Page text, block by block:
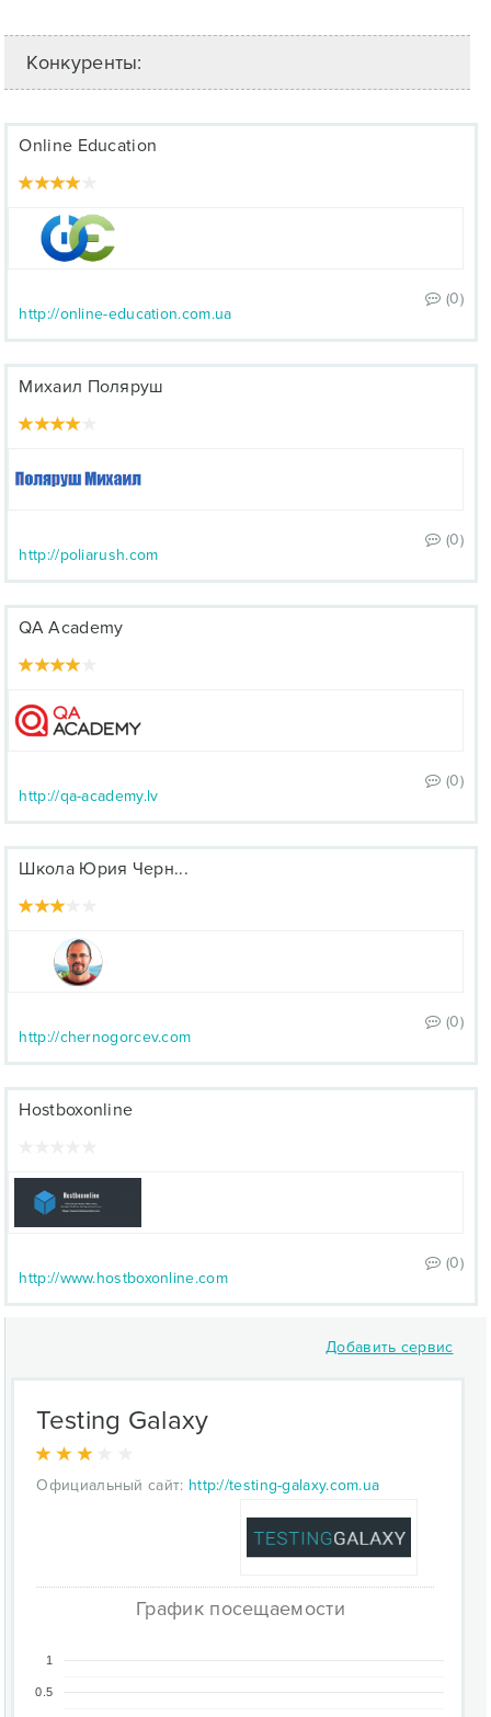
Конкуренты:
Online Education
(0)
http://online-education.com.ua
Михаил Поляруш
(0)
http://poliarush.com
QA Academy
(0)
http://qa-academy.lv
Школа Юрия Черн...
(0)
http://chernogorcev.com
Hostboxonline
(0)
http://www.hostboxonline.com
Добавить сервис
Testing Galaxy
Официальный сайт: http://testing-galaxy.com.ua
График посещаемости
0.5
1